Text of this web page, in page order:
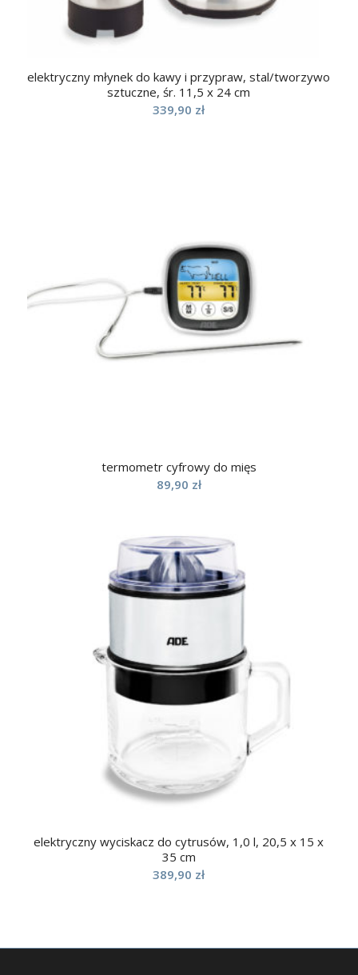
elektryczny młynek do kawy i przypraw, stal/tworzywo
sztuczne, śr. 11,5 x 24 cm
339,90 zł
termometr cyfrowy do mięs
89,90 zł
elektryczny wyciskacz do cytrusów, 1,0 l, 20,5 x 15 x
35 cm
389,90 zł